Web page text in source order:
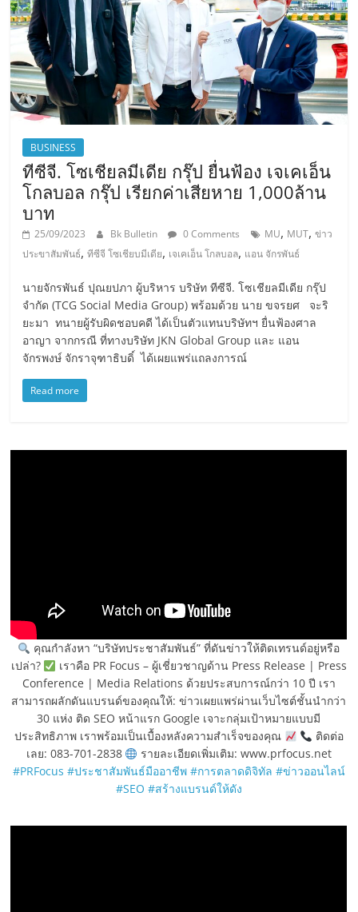
BUSINESS
ทีซีจี. โซเชียลมีเดีย กรุ๊ป ยื่นฟ้อง เจเคเอ็น
โกลบอล กรุ๊ป เรียกค่าเสียหาย 1,000ล้าน
บาท
25/09/2023 Bk Bulletin 0 Comments MU, MUT,ข่าว
ประขาสัมพันธ์,ทีซีจี โซเชียบมีเดีย, เจเคเอ็น โกลบอล, แอน จักรพันธ์
นายจักรพันธ์ ปุณยปภา ผู้บริหาร บริษัท ทีซีจี. โซเชียลมีเดีย กรุ๊ป
จำกัด (TCG Social Media Group) พร้อมด้วย นาย ขจรยศ จะริ
ยะมา ทนายผู้รับผิดชอบคดี ได้เป็นตัวแทนบริษัทฯ ยื่นฟ้องศาล
อาญา จากกรณี ที่ทางบริษัท JKN Global Group และ แอน
จักรพงษ์ จักราจุฑาธิบดิ์ ได้เผยแพร่แถลงการณ์
Read more
คุณกำลังหา “บริษัทประชาสัมพันธ์” ที่ดันข่าวให้ติดเทรนด์อยู่หรือ
เปล่า?
เราคือ PR Focus – ผู้เชี่ยวชาญด้าน Press Release | Press
Conference | Media Relations ด้วยประสบการณ์กว่า 10 ปี เรา
สามารถผลักดันแบรนด์ของคุณให้: ข่าวเผยแพร่ผ่านเว็บไซต์ชั้นนำกว่า
30 แห่ง ติด SEO หน้าแรก Google เจาะกลุ่มเป้าหมายแบบมี
ประสิทธิภาพ เราพร้อมเป็นเบื้องหลังความสำเร็จของคุณ
ติดต่อ
เลย: 083-701-2838
รายละเอียดเพิ่มเติม: www.prfocus.net
#PRFocus #ประชาสัมพันธ์มืออาชีพ #การตลาดดิจิทัล #ข่าวออนไลน์
#SEO #สร้างแบรนด์ให้ดัง